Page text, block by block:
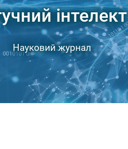
інтелект
Науковий журнал